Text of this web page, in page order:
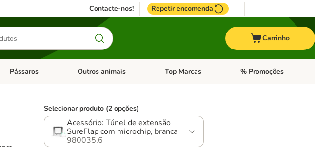
Contacte-nos! Repetir encomenda
Carrinho
Antiparasitários
Abrir menu de categoria: Roedores
Pássaros Abrir menu de categoria: Pássaros
Outros animais Abrir menu de categoria: Outros animais
Top Marcas Abrir menu de categoria:
% Promoções
Selecionar produto (2 opções)
Acessório: Túnel de extensão
SureFlap com microchip, branca
980035.6